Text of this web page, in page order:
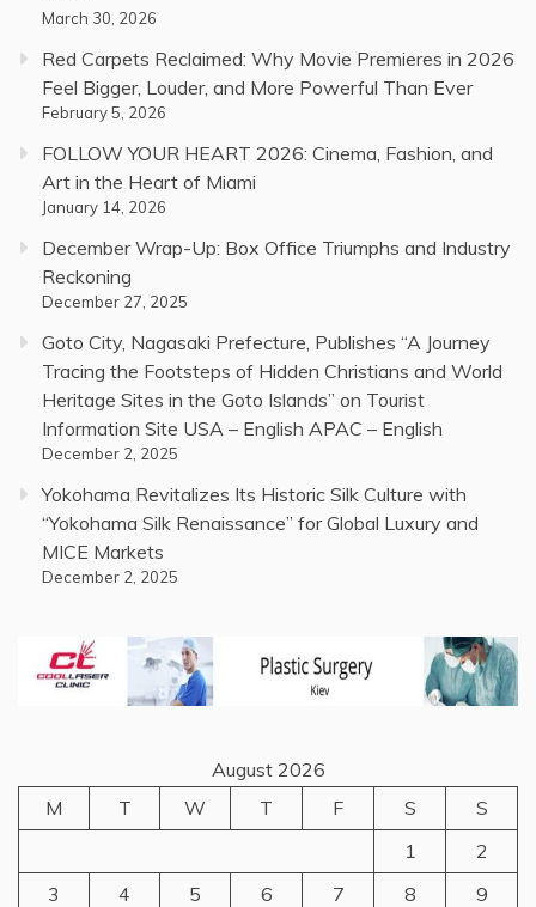
March 30, 2026
Red Carpets Reclaimed: Why Movie Premieres in 2026
Feel Bigger, Louder, and More Powerful Than Ever
February 5, 2026
FOLLOW YOUR HEART 2026: Cinema, Fashion, and
Art in the Heart of Miami
January 14, 2026
December Wrap-Up: Box Office Triumphs and Industry
Reckoning
December 27, 2025
Goto City, Nagasaki Prefecture, Publishes “A Journey
Tracing the Footsteps of Hidden Christians and World
Heritage Sites in the Goto Islands” on Tourist
Information Site USA – English APAC – English
December 2, 2025
Yokohama Revitalizes Its Historic Silk Culture with
“Yokohama Silk Renaissance” for Global Luxury and
MICE Markets
December 2, 2025
August 2026
M
T W T F S
S
1
2
3
4 5 6 7 8
9